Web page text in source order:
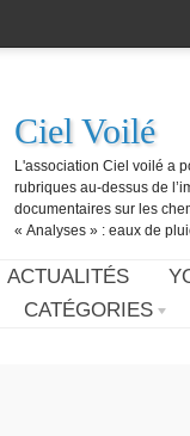
Ciel Voilé
L'association Ciel voilé a
rubriques au-dessus de
documentaires sur les
« Analyses » : eaux de
ACTUALITÉS
CATÉGORIES